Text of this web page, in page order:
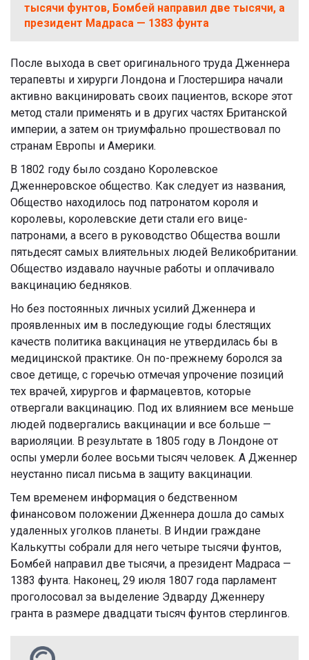
тысячи фунтов, Бомбей направил две тысячи, а
президент Мадраса — 1383 фунта
После выхода в свет оригинального труда Дженнера
терапевты и хирурги Лондона и Глостершира начали
активно вакцинировать своих пациентов, вскоре этот
метод стали применять и в других частях Британской
империи, а затем он триумфально прошествовал по
странам Европы и Америки.
В 1802 году было создано Королевское
Дженнеровское общество. Как следует из названия,
Общество находилось под патронатом короля и
королевы, королевские дети стали его вице-
патронами, а всего в руководство Общества вошли
пятьдесят самых влиятельных людей Великобритании.
Общество издавало научные работы и оплачивало
вакцинацию бедняков.
Но без постоянных личных усилий Дженнера и
проявленных им в последующие годы блестящих
качеств политика вакцинация не утвердилась бы в
медицинской практике. Он по-прежнему боролся за
свое детище, с горечью отмечая упрочение позиций
тех врачей, хирургов и фармацевтов, которые
отвергали вакцинацию. Под их влиянием все меньше
людей подвергались вакцинации и все больше —
вариоляции. В результате в 1805 году в Лондоне от
оспы умерли более восьми тысяч человек. А Дженнер
неустанно писал письма в защиту вакцинации.
Тем временем информация о бедственном
финансовом положении Дженнера дошла до самых
удаленных уголков планеты. В Индии граждане
Калькутты собрали для него четыре тысячи фунтов,
Бомбей направил две тысячи, а президент Мадраса —
1383 фунта. Наконец, 29 июля 1807 года парламент
проголосовал за выделение Эдварду Дженнеру
гранта в размере двадцати тысяч фунтов стерлингов.